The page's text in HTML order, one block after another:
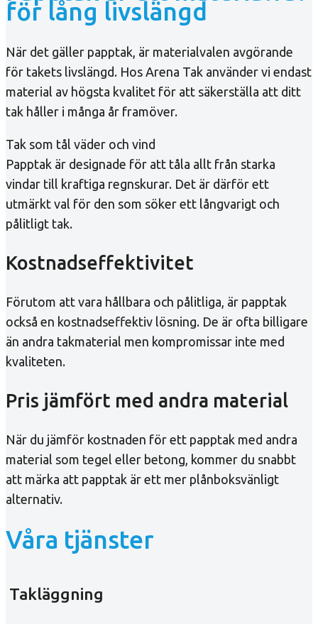
för lång livslängd
När det gäller papptak, är materialvalen avgörande
för takets livslängd. Hos Arena Tak använder vi endast
material av högsta kvalitet för att säkerställa att ditt
tak håller i många år framöver.
Tak som tål väder och vind
Papptak är designade för att tåla allt från starka
vindar till kraftiga regnskurar. Det är därför ett
utmärkt val för den som söker ett långvarigt och
pålitligt tak.
Kostnadseffektivitet
Förutom att vara hållbara och pålitliga, är papptak
också en kostnadseffektiv lösning. De är ofta billigare
än andra takmaterial men kompromissar inte med
kvaliteten.
Pris jämfört med andra material
När du jämför kostnaden för ett papptak med andra
material som tegel eller betong, kommer du snabbt
att märka att papptak är ett mer plånboksvänligt
alternativ.
Våra tjänster
Takläggning